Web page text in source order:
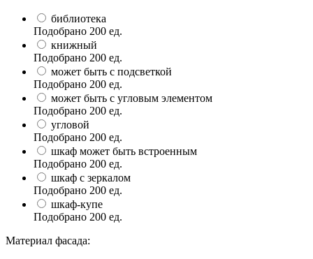
библиотека
Подобрано 200 ед.
книжный
Подобрано 200 ед.
может быть с подсветкой
Подобрано 200 ед.
может быть с угловым элементом
Подобрано 200 ед.
угловой
Подобрано 200 ед.
шкаф может быть встроенным
Подобрано 200 ед.
шкаф с зеркалом
Подобрано 200 ед.
шкаф-купе
Подобрано 200 ед.
Материал фасада: